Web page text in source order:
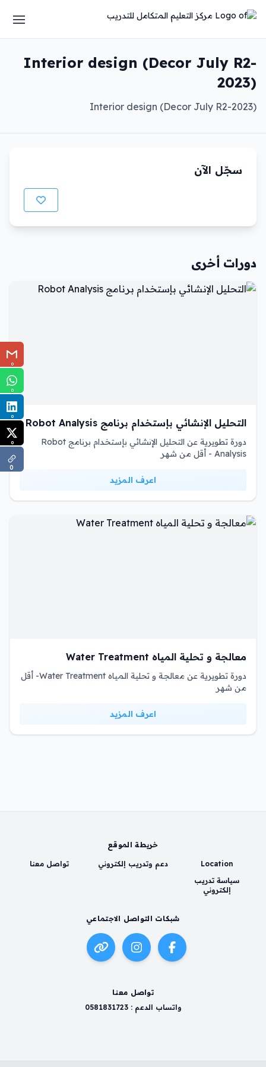
Interior design (Decor July R2-
2023)
Interior design (Decor July R2-2023)
سجّل الآن
دورات أخرى
التحليل الإنشائي بإستخدام برنامج Robot Analysis
دورة تطويرية عن التحليل الإنشائي بإستخدام برنامج Robot
Analysis - أقل من شهر
اعرف المزيد
معالجة و تحلية المياه Water Treatment
دورة تطويرية عن معالجة و تحلية المياه Water Treatment- أقل
من شهر
اعرف المزيد
خريطة الموقع
Location دعم وتدريب إلكتروني
تواصل معنا
سياسة تدريب
إلكتروني
شبكات التواصل الاجتماعي
تواصل معنا
واتساب الدعم : 0581831723
0
0
0
0
0